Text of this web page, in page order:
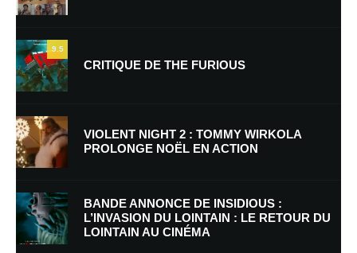
Nom*
E-mail *
Enregistrer mon nom, mon e-mail et mon site dans le navigateur pour
mon prochain commentaire.
9.5
CRITIQUE DE THE FURIOUS
VIOLENT NIGHT 2 : TOMMY WIRKOLA
PROLONGE NOËL EN ACTION
BANDE ANNONCE DE INSIDIOUS :
L’INVASION DU LOINTAIN : LE RETOUR DU
LOINTAIN AU CINÉMA